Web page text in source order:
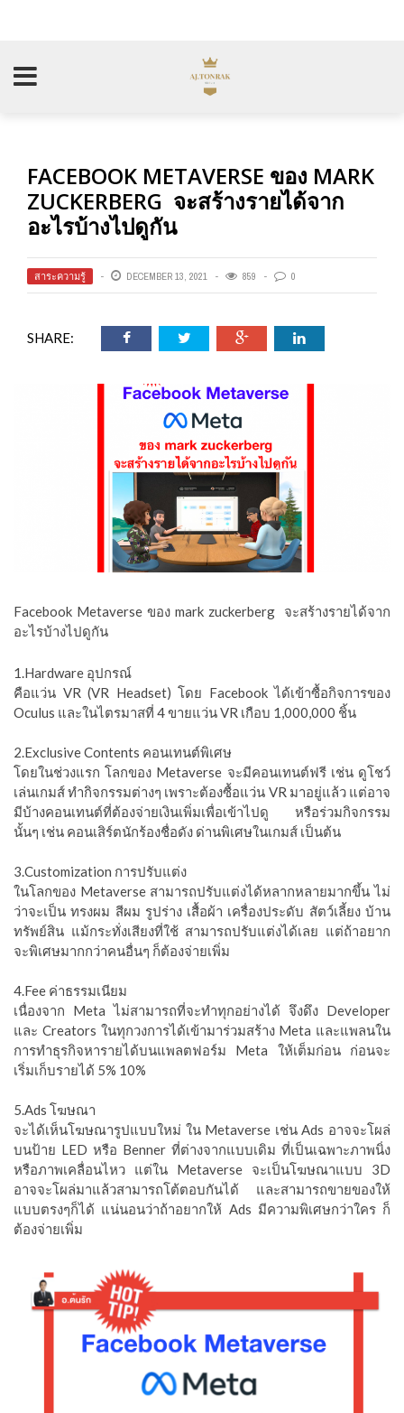
FACEBOOK METAVERSE ของ MARK
ZUCKERBERG จะสร้างรายได้จาก
อะไรบ้างไปดูกัน
สาระความรู้ DECEMBER 13, 2021 859 0
SHARE:
Facebook Metaverse ของ mark zuckerberg จะสร้างรายได้จาก
อะไรบ้างไปดูกัน
1.Hardware อุปกรณ์
คือแว่น VR (VR Headset) โดย Facebook ได้เข้าซื้อกิจการของ
Oculus และในไตรมาสที่ 4 ขายแว่น VR เกือบ 1,000,000 ชิ้น
2.Exclusive Contents คอนเทนต์พิเศษ
โดยในช่วงแรก โลกของ Metaverse จะมีคอนเทนต์ฟรี เช่น ดูโชว์
เล่นเกมส์ ทำกิจกรรมต่างๆ เพราะต้องซื้อแว่น VR มาอยู่แล้ว แต่อาจ
มีบ้างคอนเทนต์ที่ต้องจ่ายเงินเพิ่มเพื่อเข้าไปดู หรือร่วมกิจกรรม
นั้นๆ เช่น คอนเสิร์ตนักร้องชื่อดัง ด่านพิเศษในเกมส์ เป็นต้น
3.Customization การปรับแต่ง
ในโลกของ Metaverse สามารถปรับแต่งได้หลากหลายมากขึ้น ไม่
ว่าจะเป็น ทรงผม สีผม รูปร่าง เสื้อผ้า เครื่องประดับ สัตว์เลี้ยง บ้าน
ทรัพย์สิน แม้กระทั่งเสียงที่ใช้ สามารถปรับแต่งได้เลย แต่ถ้าอยาก
จะพิเศษมากกว่าคนอื่นๆ ก็ต้องจ่ายเพิ่ม
4.Fee ค่าธรรมเนียม
เนื่องจาก Meta ไม่สามารถที่จะทำทุกอย่างได้ จึงดึง Developer
และ Creators ในทุกวงการได้เข้ามาร่วมสร้าง Meta และแพลนใน
การทำธุรกิจหารายได้บนแพลตฟอร์ม Meta ให้เต็มก่อน ก่อนจะ
เริ่มเก็บรายได้ 5% 10%
5.Ads โฆษณา
จะได้เห็นโฆษณารูปแบบใหม่ ใน Metaverse เช่น Ads อาจจะโผล่
บนป้าย LED หรือ Benner ที่ต่างจากแบบเดิม ที่เป็นเฉพาะภาพนิ่ง
หรือภาพเคลื่อนไหว แต่ใน Metaverse จะเป็นโฆษณาแบบ 3D
อาจจะโผล่มาแล้วสามารถโต้ตอบกันได้ และสามารถขายของให้
แบบตรงๆก็ได้ แน่นอนว่าถ้าอยากให้ Ads มีความพิเศษกว่าใคร ก็
ต้องจ่ายเพิ่ม